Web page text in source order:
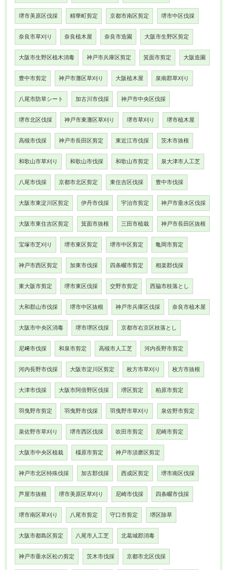
堺市美原区伐採 精華町剪定 京都市南区剪定 堺市中区伐採
奈良市草刈り 奈良植木屋 奈良市造園 大阪市生野区剪定
大阪市生野区植木消毒 神戸市兵庫区剪定 箕面市剪定 大阪造園
豊中市剪定 神戸市灘区草刈り 大阪植木屋 泉南郡草刈り
八尾市防草シート 加古川市伐採 神戸市中央区伐採
堺市北区伐採 神戸市東灘区草刈り 堺市草刈り 堺市植木屋
高槻市伐採 神戸市長田区剪定 東近江市伐採 茨木市抜根
和歌山市草刈り 和歌山市伐採 和歌山市剪定 泉大津市人工芝
八尾市伐採 京都市北区剪定 東住吉区伐採 豊中市伐採
大阪市東淀川区剪定 伊丹市伐採 宇治市剪定 神戸市垂水区伐採
大阪市東住吉区剪定 箕面市抜根 三田市植栽 神戸市長田区抜根
宝塚市芝刈り 堺市東区剪定 堺市中区剪定 亀岡市剪定
神戸市西区剪定 加東市伐採 四条畷市剪定 相楽郡伐採
東大阪市剪定 堺市東区伐採 交野市剪定 西脇市枝落とし
大和郡山市伐採 堺市中区抜根 神戸市兵庫区伐採 奈良市植木屋
大阪市中央区消毒 堺市堺区伐採 京都市右京区枝落とし
尼﨑市伐採 和泉市剪定 高槻市人工芝 河内長野市剪定
河内長野市伐採 大阪市淀川区剪定 枚方市草刈り 枚方市抜根
大津市伐採 大阪市阿倍野区伐採 堺区剪定 柏原市剪定
羽曳野市剪定 羽曳野市伐採 羽曳野市草刈り 泉佐野市剪定
泉佐野市草刈り 堺市西区伐採 吹田市剪定 尼崎市剪定
大阪市中央区植栽 橿原市剪定 神戸市須磨区剪定
神戸市北区特殊伐採 加古郡伐採 西成区剪定 堺市南区伐採
芦屋市抜根 堺市美原区草刈り 尼崎市伐採 四条畷市伐採
堺市南区草刈り 八尾市剪定 守口市剪定 堺区除草
大阪市都島区剪定 八尾市人工芝 北葛城郡消毒
神戸市垂水区松の剪定 茨木市伐採 京都市北区伐採